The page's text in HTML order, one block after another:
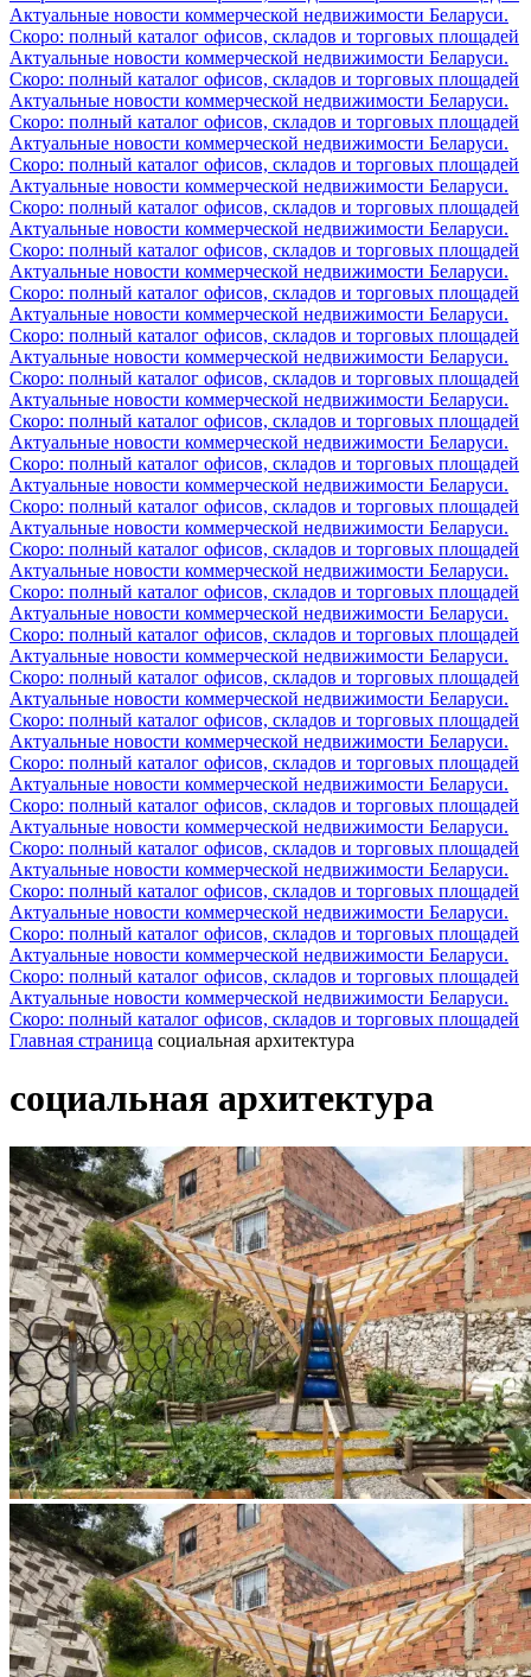
Актуальные новости коммерческой недвижимости Беларуси.
Скоро: полный каталог офисов, складов и торговых площадей
Актуальные новости коммерческой недвижимости Беларуси.
Скоро: полный каталог офисов, складов и торговых площадей
Актуальные новости коммерческой недвижимости Беларуси.
Скоро: полный каталог офисов, складов и торговых площадей
Актуальные новости коммерческой недвижимости Беларуси.
Скоро: полный каталог офисов, складов и торговых площадей
Актуальные новости коммерческой недвижимости Беларуси.
Скоро: полный каталог офисов, складов и торговых площадей
Актуальные новости коммерческой недвижимости Беларуси.
Скоро: полный каталог офисов, складов и торговых площадей
Актуальные новости коммерческой недвижимости Беларуси.
Скоро: полный каталог офисов, складов и торговых площадей
Актуальные новости коммерческой недвижимости Беларуси.
Скоро: полный каталог офисов, складов и торговых площадей
Актуальные новости коммерческой недвижимости Беларуси.
Скоро: полный каталог офисов, складов и торговых площадей
Актуальные новости коммерческой недвижимости Беларуси.
Скоро: полный каталог офисов, складов и торговых площадей
Актуальные новости коммерческой недвижимости Беларуси.
Скоро: полный каталог офисов, складов и торговых площадей
Актуальные новости коммерческой недвижимости Беларуси.
Скоро: полный каталог офисов, складов и торговых площадей
Актуальные новости коммерческой недвижимости Беларуси.
Скоро: полный каталог офисов, складов и торговых площадей
Актуальные новости коммерческой недвижимости Беларуси.
Скоро: полный каталог офисов, складов и торговых площадей
Актуальные новости коммерческой недвижимости Беларуси.
Скоро: полный каталог офисов, складов и торговых площадей
Актуальные новости коммерческой недвижимости Беларуси.
Скоро: полный каталог офисов, складов и торговых площадей
Актуальные новости коммерческой недвижимости Беларуси.
Скоро: полный каталог офисов, складов и торговых площадей
Актуальные новости коммерческой недвижимости Беларуси.
Скоро: полный каталог офисов, складов и торговых площадей
Актуальные новости коммерческой недвижимости Беларуси.
Скоро: полный каталог офисов, складов и торговых площадей
Актуальные новости коммерческой недвижимости Беларуси.
Скоро: полный каталог офисов, складов и торговых площадей
Актуальные новости коммерческой недвижимости Беларуси.
Скоро: полный каталог офисов, складов и торговых площадей
Актуальные новости коммерческой недвижимости Беларуси.
Скоро: полный каталог офисов, складов и торговых площадей
Актуальные новости коммерческой недвижимости Беларуси.
Скоро: полный каталог офисов, складов и торговых площадей
Актуальные новости коммерческой недвижимости Беларуси.
Скоро: полный каталог офисов, складов и торговых площадей
Главная страница социальная архитектура
социальная архитектура